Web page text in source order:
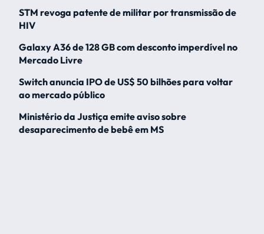
STM revoga patente de militar por transmissão de
HIV
Galaxy A36 de 128 GB com desconto imperdível no
Mercado Livre
Switch anuncia IPO de US$ 50 bilhões para voltar
ao mercado público
Ministério da Justiça emite aviso sobre
desaparecimento de bebê em MS